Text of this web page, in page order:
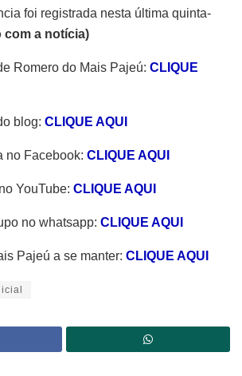
foi registrada nesta última quinta-
com a notícia)
Romero do Mais Pajeú: CLIQUE
blog: CLIQUE AQUI
no Facebook: CLIQUE AQUI
YouTube: CLIQUE AQUI
no whatsapp: CLIQUE AQUI
Pajeú a se manter: CLIQUE AQUI